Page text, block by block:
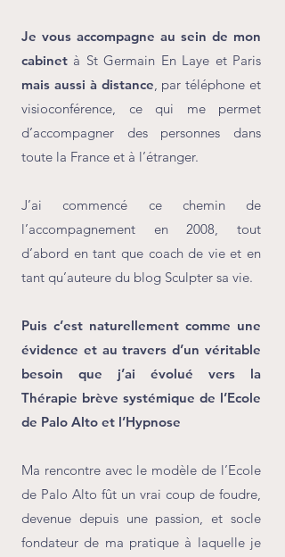
Je vous accompagne au sein de mon
cabinet à St Germain En Laye et Paris
mais aussi à distance, par téléphone et
visioconférence, ce qui me permet
d’accompagner des personnes dans
toute la France et à l’étranger.
J’ai commencé ce chemin de
l’accompagnement en 2008, tout
d’abord en tant que coach de vie et en
tant qu’auteure du blog Sculpter sa vie.
Puis c’est naturellement comme une
évidence et au travers d’un véritable
besoin que j’ai évolué vers la
Thérapie brève systémique de l’Ecole
de Palo Alto et l’Hypnose
Ma rencontre avec le modèle de l’Ecole
de Palo Alto fût un vrai coup de foudre,
devenue depuis une passion, et socle
fondateur de ma pratique à laquelle je